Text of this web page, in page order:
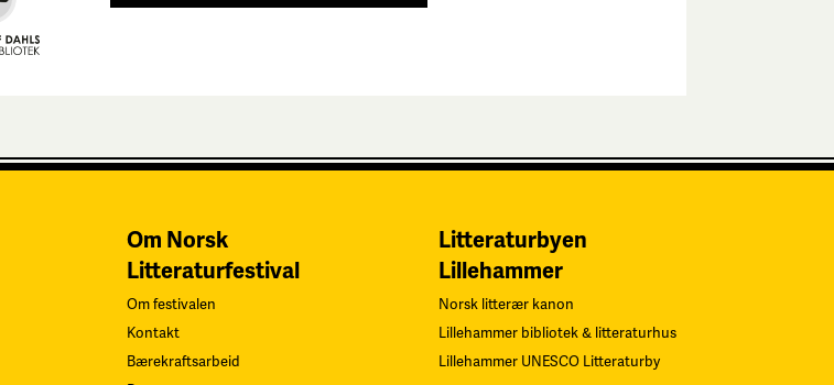
Om Norsk
Litteraturfestival
Om festivalen
Kontakt
Bærekraftsarbeid
Litteraturbyen
Lillehammer
Norsk litterær kanon
Lillehammer bibliotek & litteraturhus
Lillehammer UNESCO Litteraturby